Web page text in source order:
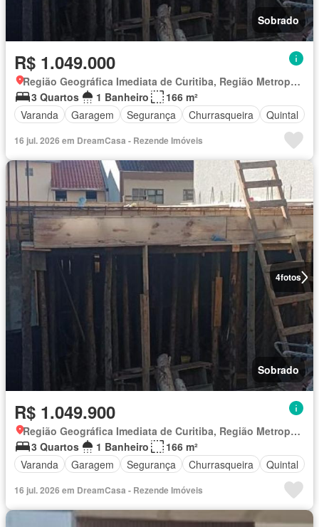
Sobrado
R$ 1.049.000
Região Geográfica Imediata de Curitiba, Região Metropolitana de Curitiba
3 Quartos
1 Banheiro
166 m²
Varanda
Garagem Segurança Churrasqueira Quintal
16 jul. 2026 em DreamCasa - Rezende Imóveis
4fotos
Sobrado
R$ 1.049.900
Região Geográfica Imediata de Curitiba, Região Metropolitana de Curitiba
3 Quartos
1 Banheiro
166 m²
Varanda
Garagem Segurança Churrasqueira Quintal
16 jul. 2026 em DreamCasa - Rezende Imóveis